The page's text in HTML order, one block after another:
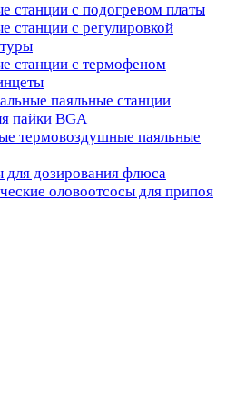
станции с подогревом платы
станции с регулировкой
станции с термофеном
паяльные станции
пайки BGA
термовоздушные паяльные
дозирования флюса
оловоотсосы для припоя